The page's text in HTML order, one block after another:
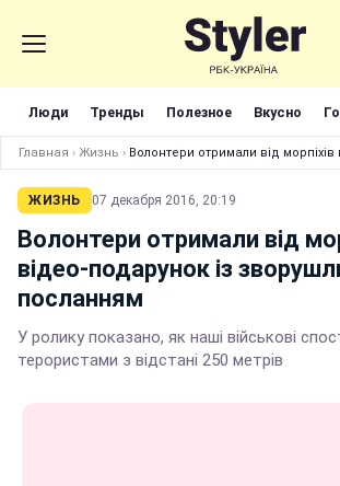
Люди Тренды Полезное Вкусно
Главная › Жизнь › Волонтери отримали від
ЖИЗНЬ 07 декабря 2016, 20:19
Волонтери отримали від
відео-подарунок із
посланням
У ролику показано, як наші військові
терористами з відстані 250 метрів